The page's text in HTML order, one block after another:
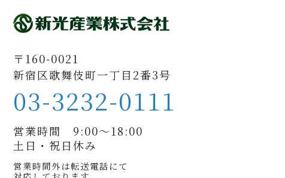
〒160-0021
新宿区歌舞伎町一丁目2番3号
03-3232-0111
営業時間 9:00〜18:00
土日・祝日休み
営業時間外は転送電話にて